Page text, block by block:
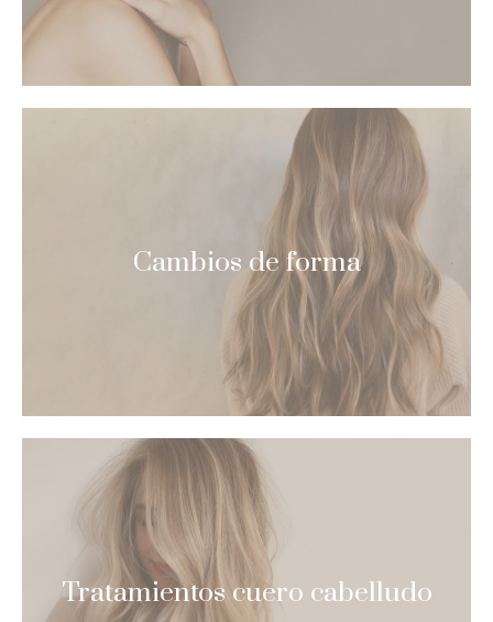
Cambios de forma
Tratamientos cuero cabelludo